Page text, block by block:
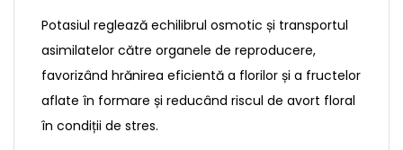
Potasiul reglează echilibrul osmotic și transportul
asimilatelor către organele de reproducere,
favorizând hrănirea eficientă a florilor și a fructelor
aflate în formare și reducând riscul de avort floral
în condiții de stres.